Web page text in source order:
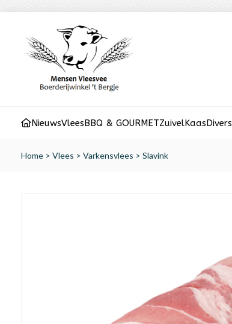
NieuwsVleesBBQ & GOURMETZuivelKaasDivers
Home > Vlees > Varkensvlees > Slavink